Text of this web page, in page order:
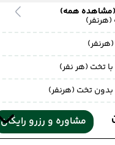
(مشاهده همه)
تخت (هر نفر)
تخت (هرنفر)
مشاوره و رزرو رایگان